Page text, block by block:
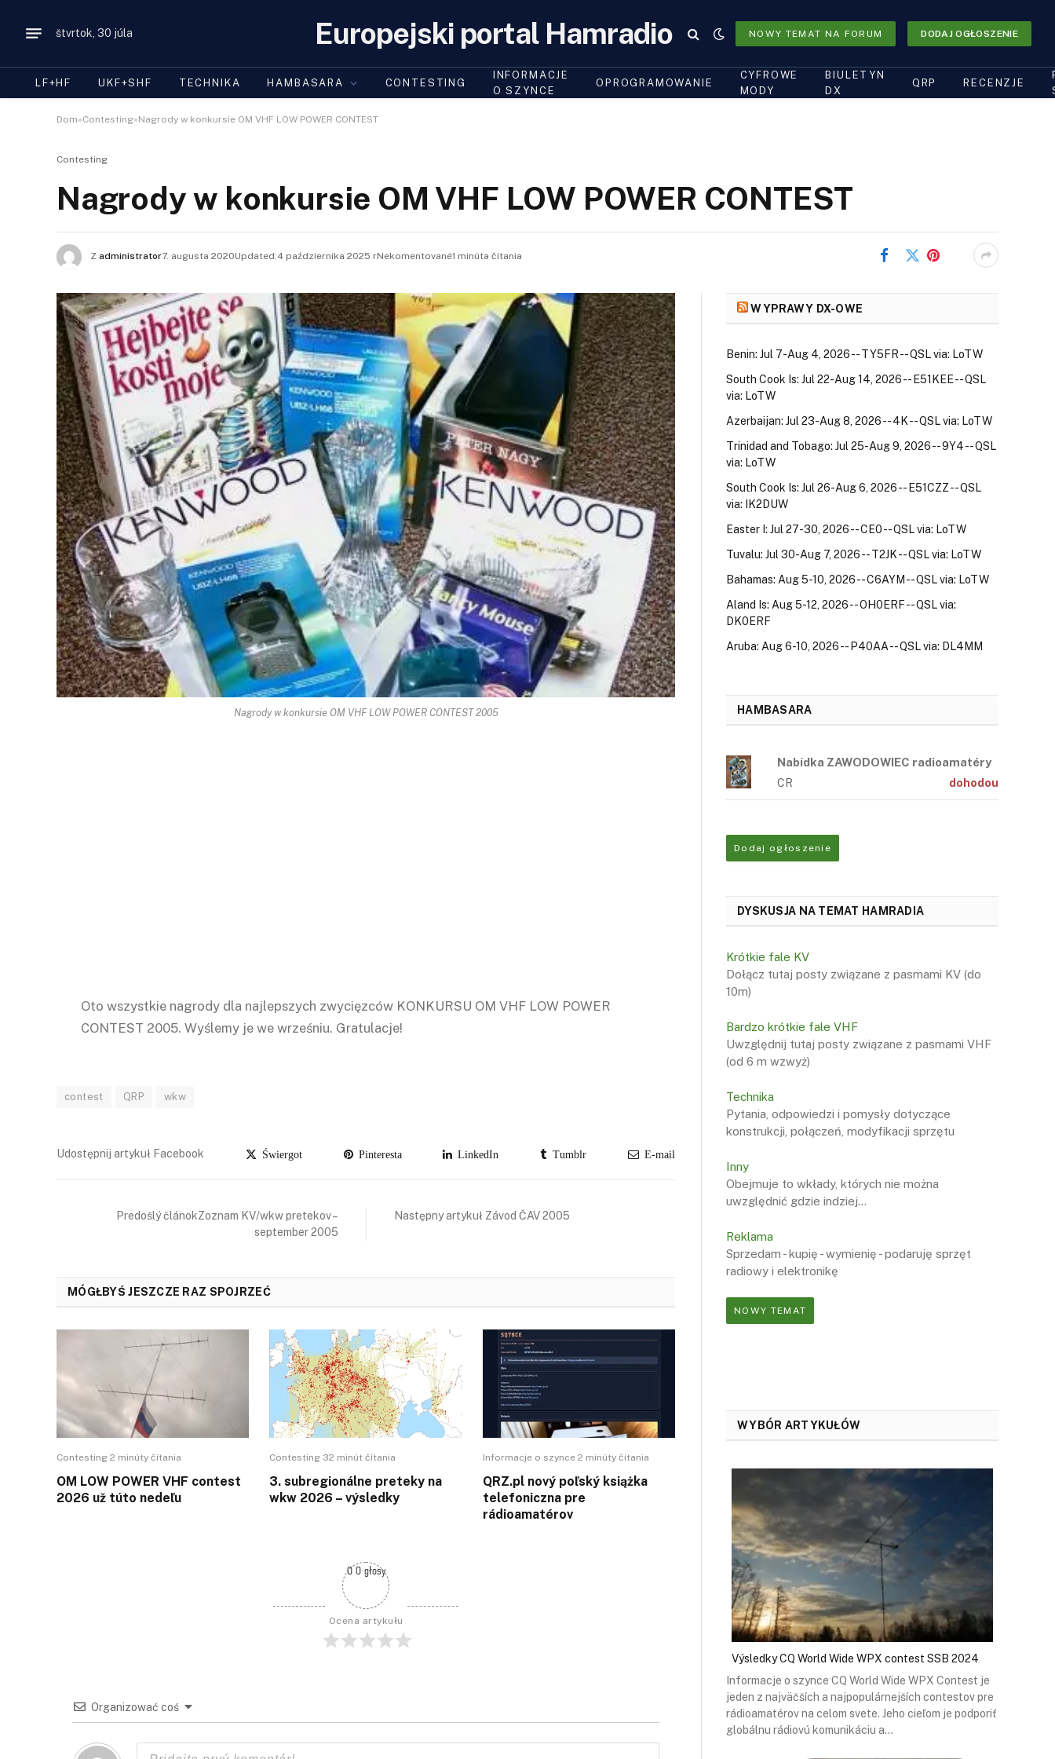
štvrtok, 30 júla Europejski portal Hamradio NOWY TEMAT NA FORUM DODAJ OGŁOSZENIE
LF+HF UKF+SHF TECHNIKA HAMBASARA CONTESTING
INFORMACJE
O SZYNCE
OPROGRAMOWANIE
CYFROWE
MODY
BIULETYN
DX
QRP RECENZJE
Dom»Contesting»Nagrody w konkursie OM VHF LOW POWER CONTEST
Contesting
Nagrody w konkursie OM VHF LOW POWER CONTEST
Z administrator7. augusta 2020Updated:4 października 2025 rNekomentované1 minúta čítania FacebookuŚwiergotPinteresta
Nagrody w konkursie OM VHF LOW POWER CONTEST 2005
Oto wszystkie nagrody dla najlepszych zwycięzców KONKURSU OM VHF LOW POWER
CONTEST 2005. Wyślemy je we wrześniu. Gratulacje!
contest QRP wkw
Udostępnij artykuł Facebook Świergot Pinteresta LinkedIn Tumblr E-mail
Predošlý článokZoznam KV/wkw pretekov –
september 2005
Następny artykuł Závod ČAV 2005
MÓGŁBYŚ JESZCZE RAZ SPOJRZEĆ
Contesting 2 minúty čítania
OM LOW POWER VHF contest
2026 už túto nedeľu
Contesting 32 minút čítania
3. subregionálne preteky na
wkw 2026 – výsledky
Informacje o szynce 2 minúty čítania
QRZ.pl nový poľský książka
telefoniczna pre
rádioamatérov
0 0 głosy
Ocena artykułu
Organizować coś
WYPRAWY DX-OWE
Benin: Jul 7-Aug 4, 2026 -- TY5FR -- QSL via: LoTW
South Cook Is: Jul 22-Aug 14, 2026 -- E51KEE -- QSL
via: LoTW
Azerbaijan: Jul 23-Aug 8, 2026 -- 4K -- QSL via: LoTW
Trinidad and Tobago: Jul 25-Aug 9, 2026 -- 9Y4 -- QSL
via: LoTW
South Cook Is: Jul 26-Aug 6, 2026 -- E51CZZ -- QSL
via: IK2DUW
Easter I: Jul 27-30, 2026 -- CE0 -- QSL via: LoTW
Tuvalu: Jul 30-Aug 7, 2026 -- T2JK -- QSL via: LoTW
Bahamas: Aug 5-10, 2026 -- C6AYM -- QSL via: LoTW
Aland Is: Aug 5-12, 2026 -- OH0ERF -- QSL via:
DK0ERF
Aruba: Aug 6-10, 2026 -- P40AA -- QSL via: DL4MM
HAMBASARA
Nabídka ZAWODOWIEC radioamatéry
CR dohodou
Dodaj ogłoszenie
DYSKUSJA NA TEMAT HAMRADIA
Krótkie fale KV
Dołącz tutaj posty związane z pasmami KV (do
10m)
Bardzo krótkie fale VHF
Uwzględnij tutaj posty związane z pasmami VHF
(od 6 m wzwyż)
Technika
Pytania, odpowiedzi i pomysły dotyczące
konstrukcji, połączeń, modyfikacji sprzętu
Inny
Obejmuje to wkłady, których nie można
uwzględnić gdzie indziej...
Reklama
Sprzedam - kupię - wymienię - podaruję sprzęt
radiowy i elektronikę
NOWY TEMAT
WYBÓR ARTYKUŁÓW
Výsledky CQ World Wide WPX contest SSB 2024
Informacje o szynce CQ World Wide WPX Contest je
jeden z najväčších a najpopulárnejších contestov pre
rádioamatérov na celom svete. Jeho cieľom je podporiť
globálnu rádiovú komunikáciu a…